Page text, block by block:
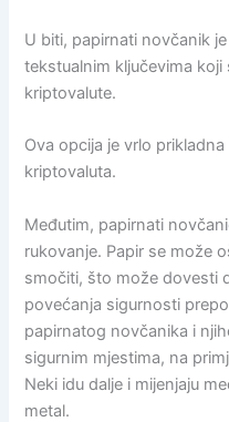
U biti, papirnati novčanik
tekstualnim ključevima
kriptovalute.
Ova opcija je vrlo
kriptovaluta.
Međutim, papirnati
rukovanje. Papir se može
smočiti, što može dovesti
povećanja sigurnosti
papirnatog novčanika i
sigurnim mjestima, na
Neki idu dalje i mijenjaju
metal.